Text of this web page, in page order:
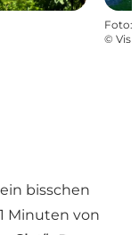
Foto:
©
bisschen
Minuten von